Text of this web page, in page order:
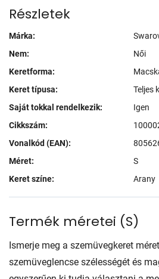
Részletek
Márka:
Nem:
Női
Keretforma:
Keret típusa:
Teljes
Saját tokkal rendelkezik:
Igen
Cikkszám:
Vonalkód (EAN):
Méret:
S
Keret színe:
Arany
Termék méretei (S)
Ismerje meg a szemüvegkeret
szemüveglencse szélességét és